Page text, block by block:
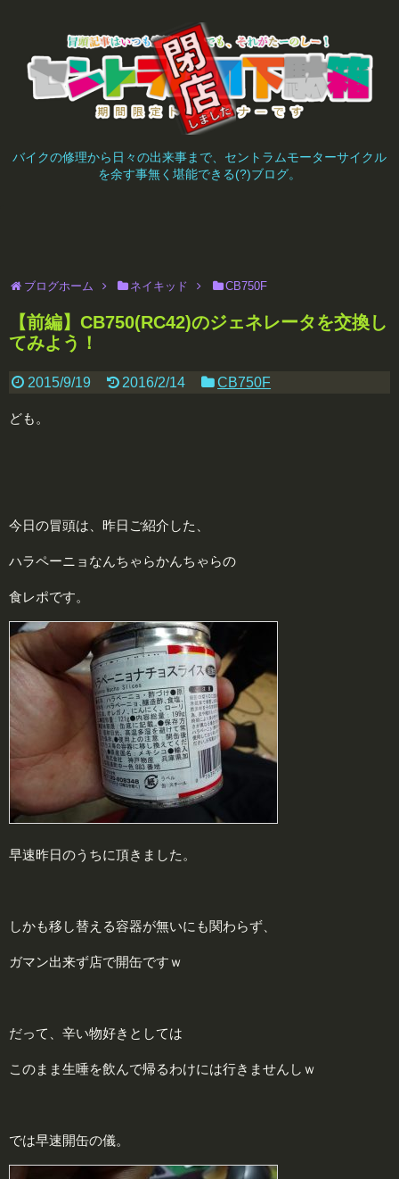
バイクの修理から日々の出来事まで、セントラムモーターサイクル
を余す事無く堪能できる(?)ブログ。
ブログホーム ネイキッド CB750F
【前編】CB750(RC42)のジェネレータを交換し
てみよう！
2015/9/19 2016/2/14 CB750F
ども。
今日の冒頭は、昨日ご紹介した、
ハラペーニョなんちゃらかんちゃらの
食レポです。
早速昨日のうちに頂きました。
しかも移し替える容器が無いにも関わらず、
ガマン出来ず店で開缶ですｗ
だって、辛い物好きとしては
このまま生唾を飲んで帰るわけには行きませんしｗ
では早速開缶の儀。